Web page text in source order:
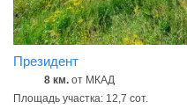
Президент
8 км. от МКАД
Площадь участка: 12,7 сот.